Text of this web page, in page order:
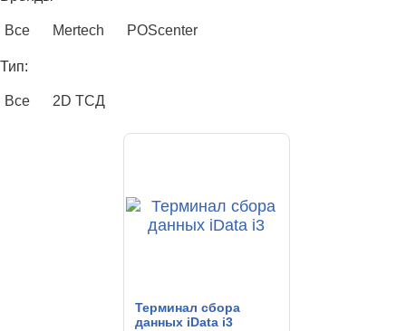
Все Mertech POScenter
Тип:
Все 2D ТСД
Терминал сбора
данных iData i3